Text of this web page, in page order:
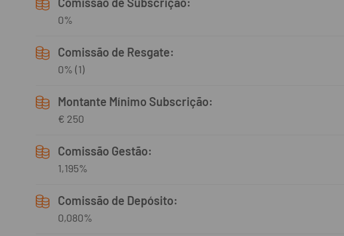
0%
Comissão de Resgate:
0% (1)
Montante Mínimo Subscrição:
€ 250
Comissão Gestão:
1,195%
Comissão de Depósito:
0,080%